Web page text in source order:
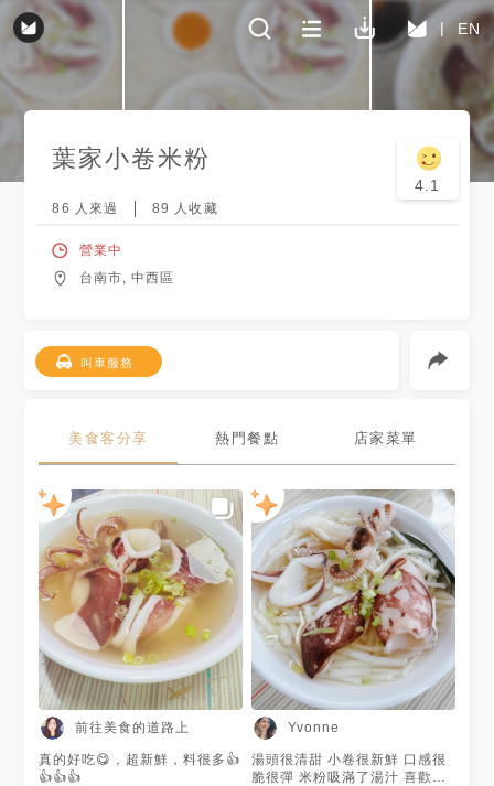
EN
葉家小卷米粉
4.1
86 人來過 89 人收藏
營業中
台南市, 中西區
叫車服務
美食客分享 熱門餐點 店家菜單
前往美食的道路上
真的好吃😋，超新鮮，料很多👍
👍👍👍
Yvonne
湯頭很清甜 小卷很新鮮 口感很
脆很彈 米粉吸滿了湯汁 喜歡吃